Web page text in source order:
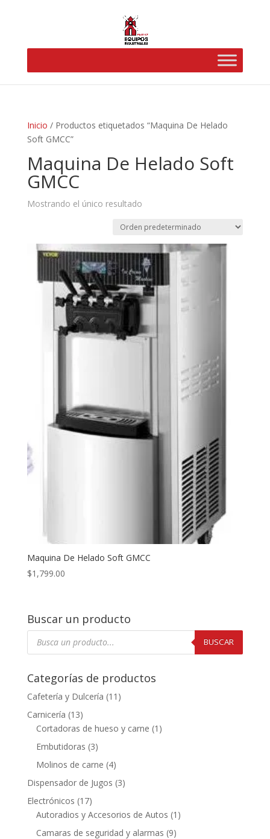
Inicio / Productos etiquetados “Maquina De Helado
Soft GMCC”
Maquina De Helado Soft
GMCC
Mostrando el único resultado
Maquina De Helado Soft GMCC
$1,799.00
Buscar un producto
Búsqueda
productos
BUSCAR
Categorías de productos
Cafetería y Dulcería (11)
Carnicería (13)
Cortadoras de hueso y carne (1)
Embutidoras (3)
Molinos de carne (4)
Dispensador de Jugos (3)
Electrónicos (17)
Autoradios y Accesorios de Autos (1)
Camaras de seguridad y alarmas (9)